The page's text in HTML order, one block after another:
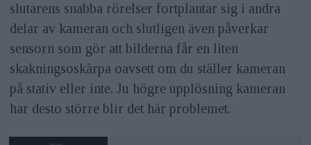
slutarens snabba rörelser fortplantar sig i andra
delar av kameran och slutligen även påverkar
sensorn som gör att bilderna får en liten
skakningsoskärpa oavsett om du ställer kameran
på stativ eller inte. Ju högre upplösning kameran
har desto större blir det här problemet.